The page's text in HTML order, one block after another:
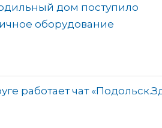
дом поступило
оборудование
работает чат